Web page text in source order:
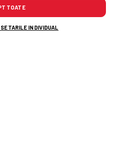
TOATE
INDIVIDUAL